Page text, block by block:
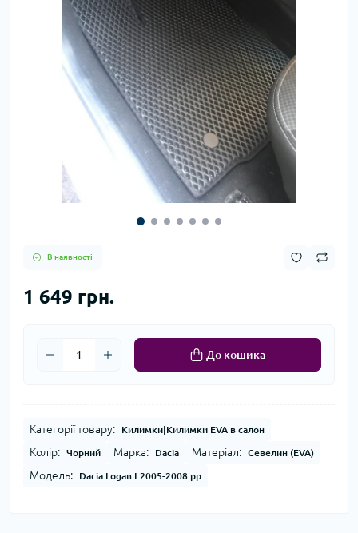
В наявності
1 649 грн.
До кошика
Категорії товару: Килимки|Килимки EVA в салон
Колір: Чорний Марка: Dacia Матеріал: Севелин (EVA)
Модель: Dacia Logan I 2005-2008 рр